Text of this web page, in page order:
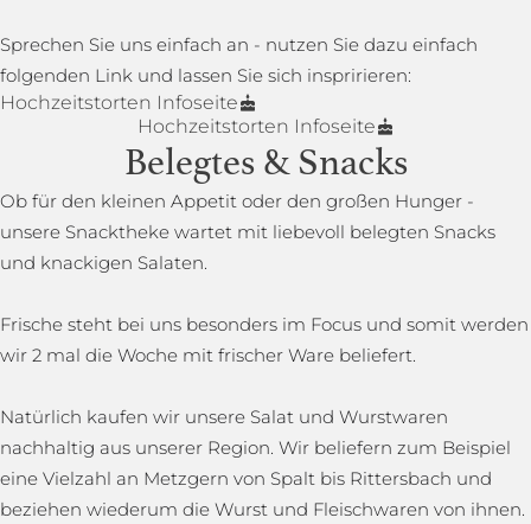
Sprechen Sie uns einfach an - nutzen Sie dazu einfach
folgenden Link und lassen Sie sich inspririeren:
Hochzeitstorten Infoseite
Hochzeitstorten Infoseite
Belegtes & Snacks
Ob für den kleinen Appetit oder den großen Hunger -
unsere Snacktheke wartet mit liebevoll belegten Snacks
und knackigen Salaten.
Frische steht bei uns besonders im Focus und somit werden
wir 2 mal die Woche mit frischer Ware beliefert.
Natürlich kaufen wir unsere Salat und Wurstwaren
nachhaltig aus unserer Region. Wir beliefern zum Beispiel
eine Vielzahl an Metzgern von Spalt bis Rittersbach und
beziehen wiederum die Wurst und Fleischwaren von ihnen.